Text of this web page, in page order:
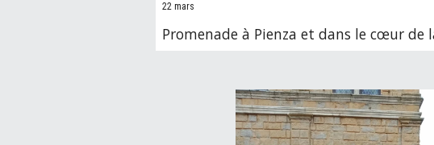
22 mars
Promenade à Pienza et dans le cœur